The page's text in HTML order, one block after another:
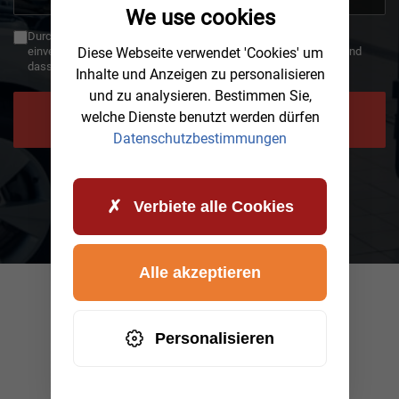
+49
Durch die Verwendung des Rückrufs erklären Sie sich damit
einverstanden, dass Ihre Daten an AWHelp übertragen werden und
dass Sie die Datenschutzbestimmungen gelesen haben.
JETZT RÜCKRUF ANFORDERN
We use cookies
Diese Webseite verwendet 'Cookies' um
Inhalte und Anzeigen zu personalisieren
und zu analysieren. Bestimmen Sie,
welche Dienste benutzt werden dürfen
Datenschutzbestimmungen
Verbiete alle Cookies
Personalisieren
Alle akzeptieren